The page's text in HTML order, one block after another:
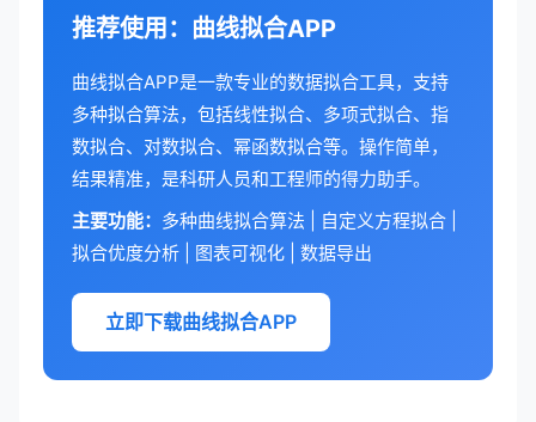
推荐使用：曲线拟合APP
曲线拟合APP是一款专业的数据拟合工具，支持
多种拟合算法，包括线性拟合、多项式拟合、指
数拟合、对数拟合、幂函数拟合等。操作简单，
结果精准，是科研人员和工程师的得力助手。
主要功能： 多种曲线拟合算法 | 自定义方程拟合 |
拟合优度分析 | 图表可视化 | 数据导出
立即下载曲线拟合APP